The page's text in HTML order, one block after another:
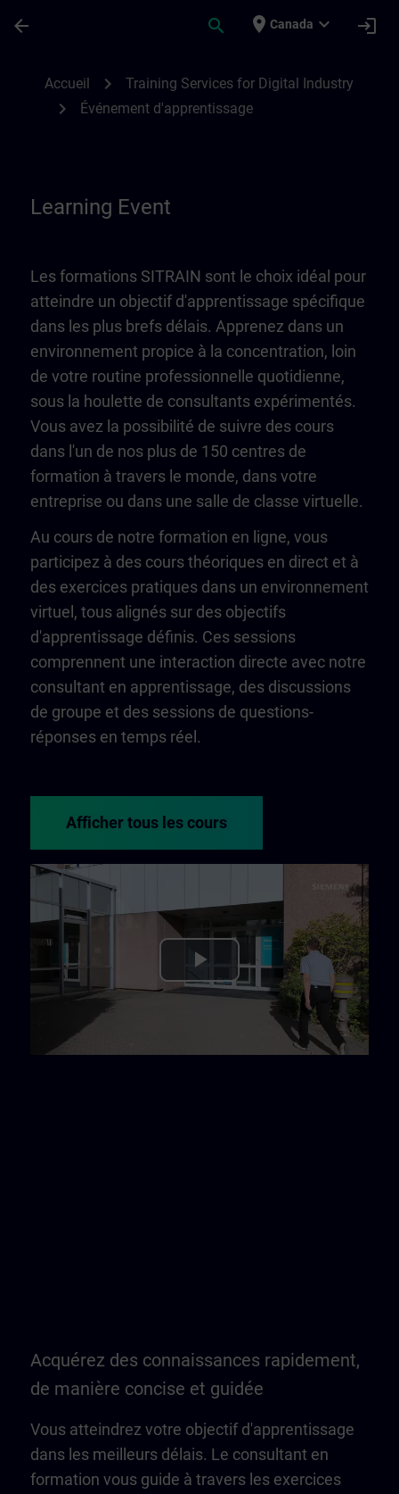
arrow_back search place Canada expand_more login
Accueil chevron_right Training Services for Digital Industry
chevron_right Événement d'apprentissage
Learning Event
Les formations SITRAIN sont le choix idéal pour
atteindre un objectif d'apprentissage spécifique
dans les plus brefs délais. Apprenez dans un
environnement propice à la concentration, loin
de votre routine professionnelle quotidienne,
sous la houlette de consultants expérimentés.
Vous avez la possibilité de suivre des cours
dans l'un de nos plus de 150 centres de
formation à travers le monde, dans votre
entreprise ou dans une salle de classe virtuelle.
Au cours de notre formation en ligne, vous
participez à des cours théoriques en direct et à
des exercices pratiques dans un environnement
virtuel, tous alignés sur des objectifs
d'apprentissage définis. Ces sessions
comprennent une interaction directe avec notre
consultant en apprentissage, des discussions
de groupe et des sessions de questions-
réponses en temps réel.
Afficher tous les cours
Play
Acquérez des connaissances rapidement,
de manière concise et guidée
Vous atteindrez votre objectif d'apprentissage
dans les meilleurs délais. Le consultant en
formation vous guide à travers les exercices